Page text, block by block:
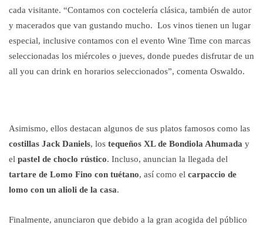
cada visitante. “Contamos con coctelería clásica, también de autor
y macerados que van gustando mucho. Los vinos tienen un lugar
especial, inclusive contamos con el evento Wine Time con marcas
seleccionadas los miércoles o jueves, donde puedes disfrutar de un
all you can drink en horarios seleccionados”, comenta Oswaldo.
Asimismo, ellos destacan algunos de sus platos famosos como las
costillas Jack Daniels, los tequeños XL de Bondiola Ahumada y
el pastel de choclo rústico. Incluso, anuncian la llegada del
tartare de Lomo Fino con tuétano, así como el carpaccio de
lomo con un alioli de la casa.
Finalmente, anunciaron que debido a la gran acogida del público